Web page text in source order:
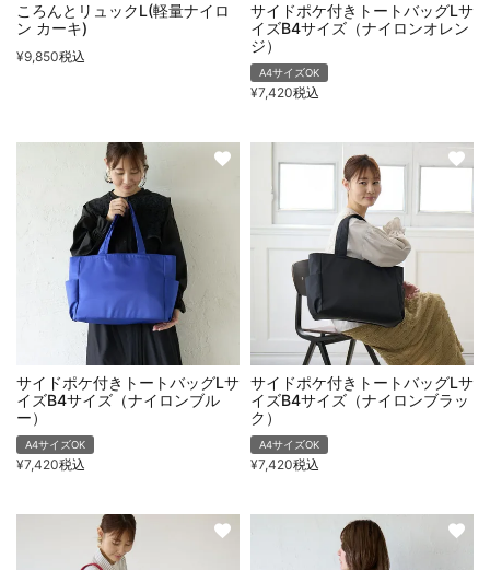
ころんとリュックL(軽量ナイロ
ン カーキ)
¥9,850税込
サイドポケ付きトートバッグLサ
イズB4サイズ（ナイロンオレン
ジ）
A4サイズOK
¥7,420税込
サイドポケ付きトートバッグLサ
イズB4サイズ（ナイロンブル
ー）
A4サイズOK
¥7,420税込
サイドポケ付きトートバッグLサ
イズB4サイズ（ナイロンブラッ
ク）
A4サイズOK
¥7,420税込